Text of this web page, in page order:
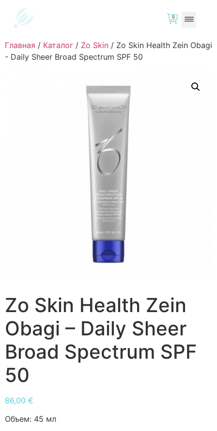
0
Главная / Каталог / Zo Skin / Zo Skin Health Zein Obagi
- Daily Sheer Broad Spectrum SPF 50
Zo Skin Health Zein
Obagi – Daily Sheer
Broad Spectrum SPF
50
86,00 €
Объем: 45 мл